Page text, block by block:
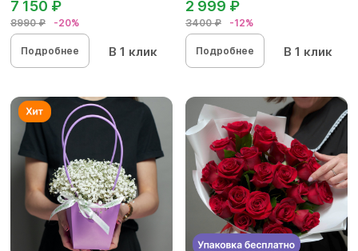
8990 ₽ -20%
7 150 ₽
Подробнее В 1 клик
3400 ₽ -12%
2 999 ₽
Подробнее В 1 клик